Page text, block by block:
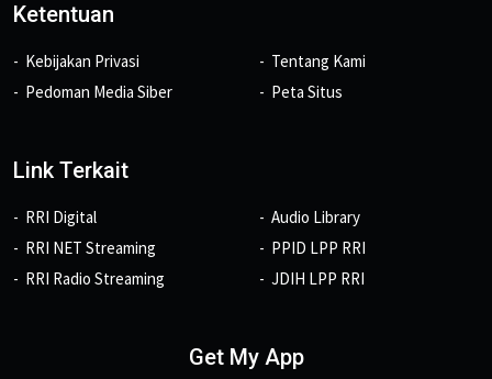
Ketentuan
Kebijakan Privasi
Pedoman Media Siber
Tentang Kami
Peta Situs
Link Terkait
RRI Digital
RRI NET Streaming
RRI Radio Streaming
Audio Library
PPID LPP RRI
JDIH LPP RRI
Get My App